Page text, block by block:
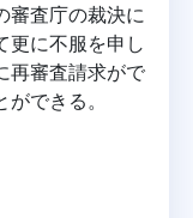
審査庁の裁決に
更に不服を申し
再審査請求がで
できる。